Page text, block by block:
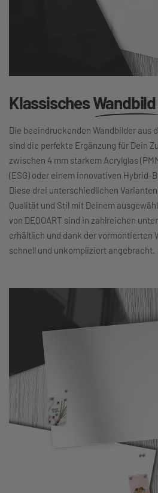
KlassischesWandbild
Die beeindruckenden Wandbilder aus
sind die perfekte Ergänzung für Dein
zwischen 4 mm starkem Acrylglas
(ESG) oder einem innovativen Hybrid-
Diese drei unterschiedlichen
Qualität und Stil mit Deinem
von DEQOART sind in zahlreichen
erhältlich und dank der vormontierten
schnell und unkompliziert angebracht.